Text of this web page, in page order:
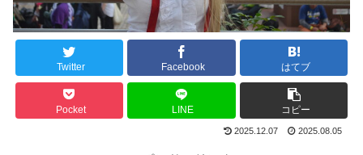
Twitter Facebook はてブ
Pocket LINE コピー
2025.12.07 2025.08.05